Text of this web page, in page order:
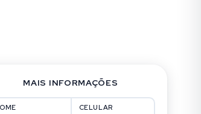
MAIS INFORMAÇÕES
CELULAR